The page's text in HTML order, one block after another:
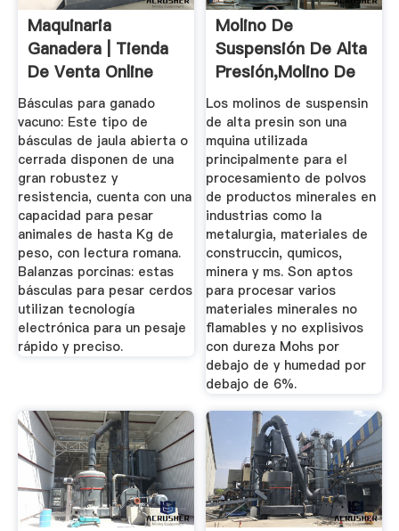
Maquinaria
Ganadera | Tienda
De Venta Online
Marchirant
Básculas para ganado
vacuno: Este tipo de
básculas de jaula abierta o
cerrada disponen de una
gran robustez y
resistencia, cuenta con una
capacidad para pesar
animales de hasta Kg de
peso, con lectura romana.
Balanzas porcinas: estas
básculas para pesar cerdos
utilizan tecnología
electrónica para un pesaje
rápido y preciso.
Molino De
Suspensión De Alta
Presión,molino De
Suspensión ...
Los molinos de suspensin
de alta presin son una
mquina utilizada
principalmente para el
procesamiento de polvos
de productos minerales en
industrias como la
metalurgia, materiales de
construccin, qumicos,
minera y ms. Son aptos
para procesar varios
materiales minerales no
flamables y no explisivos
con dureza Mohs por
debajo de y humedad por
debajo de 6%.